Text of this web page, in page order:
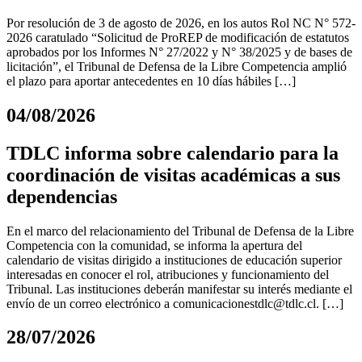
Por resolución de 3 de agosto de 2026, en los autos Rol NC N° 572-
2026 caratulado “Solicitud de ProREP de modificación de estatutos
aprobados por los Informes N° 27/2022 y N° 38/2025 y de bases de
licitación”, el Tribunal de Defensa de la Libre Competencia amplió
el plazo para aportar antecedentes en 10 días hábiles […]
04/08/2026
TDLC informa sobre calendario para la
coordinación de visitas académicas a sus
dependencias
En el marco del relacionamiento del Tribunal de Defensa de la Libre
Competencia con la comunidad, se informa la apertura del
calendario de visitas dirigido a instituciones de educación superior
interesadas en conocer el rol, atribuciones y funcionamiento del
Tribunal. Las instituciones deberán manifestar su interés mediante el
envío de un correo electrónico a comunicacionestdlc@tdlc.cl. […]
28/07/2026